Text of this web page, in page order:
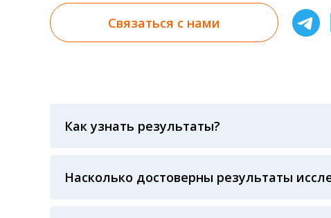
Связаться с нами
Как узнать результаты?
анализов при предъявлении паспорта или чека
Насколько достоверны результаты
Гарантия качества лабораторных тестов